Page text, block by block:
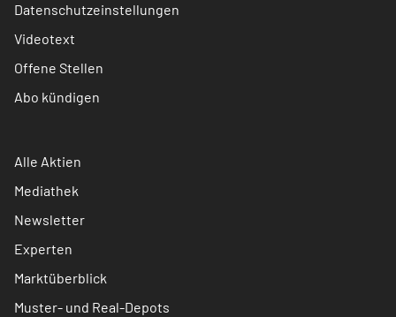
Datenschutzeinstellungen
Videotext
Offene Stellen
Abo kündigen
Alle Aktien
Mediathek
Newsletter
Experten
Marktüberblick
Muster- und Real-Depots